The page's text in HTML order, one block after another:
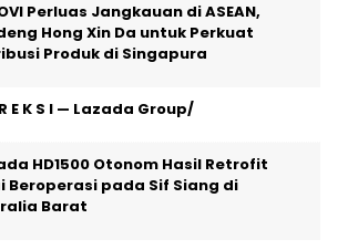
Perluas Jangkauan di ASEAN,
Hong Xin Da untuk Perkuat
Produk di Singapura
E K S I — Lazada Group/
HD1500 Otonom Hasil Retrofit
Beroperasi pada Sif Siang di
Barat